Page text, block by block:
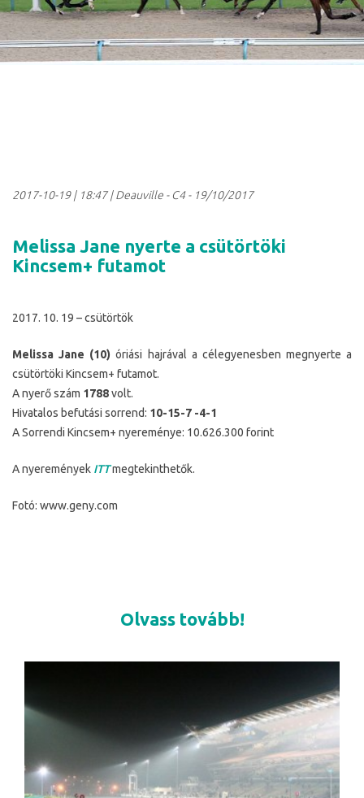
2017-10-19| 18:47| Deauville - C4 - 19/10/2017
Melissa Jane nyerte a csütörtöki
Kincsem+ futamot
2017. 10. 19 – csütörtök
Melissa Jane (10) óriási hajrával a célegyenesben megnyerte a
csütörtöki Kincsem+ futamot.
A nyerő szám 1788volt.
Hivatalos befutási sorrend: 10-15-7 -4-1
A Sorrendi Kincsem+ nyereménye: 10.626.300 forint
A nyeremények ITTmegtekinthetők.
Fotó: www.geny.com
Olvass tovább!